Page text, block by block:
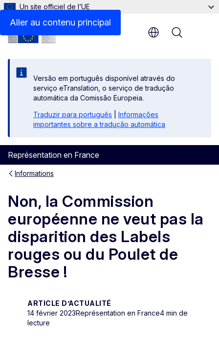
Aller au contenu principal
Un site officiel de l’UE
Versão em português disponível através do
serviço eTranslation, o serviço de tradução
automática da Comissão Europeia.
Traduzir para português
Informações
importantes sobre a tradução automática
Représentation en France
Menu
Informations
Non, la Commission
européenne ne veut pas la
disparition des Labels
rouges ou du Poulet de
Bresse !
ARTICLE D’ACTUALITÉ
14 février 2023Représentation en France4 min de
lecture